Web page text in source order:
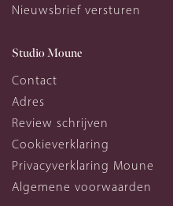
Nieuwsbrief versturen
Studio Moune
Contact
Adres
Review schrijven
Cookieverklaring
Privacyverklaring Moune
Algemene voorwaarden